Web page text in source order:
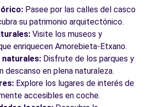
Pasee por las calles del casco
su patrimonio arquitectónico.
Visite los museos y
enriquecen Amorebieta-Etxano.
naturales: Disfrute de los parques y
descanso en plena naturaleza.
Explore los lugares de interés de
accesibles en coche.